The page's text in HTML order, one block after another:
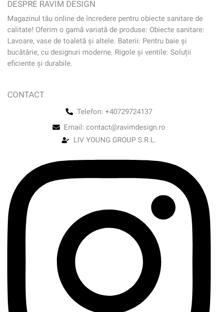
DESPRE RAVIM DESIGN
Magazinul tău online de încredere pentru obiecte sanitare de
calitate! Oferim o gamă variată de produse: Obiecte sanitare:
Lavoare, vase de toaletă și altele. Baterii: Pentru baie și
bucătărie, cu designuri moderne. Rigole și ventile: Soluții
eficiente și durabile.
CONTACT
Telefon: +40729724137
Email: contact@ravimdesign.ro
LIV YOUNG GROUP S.R.L.